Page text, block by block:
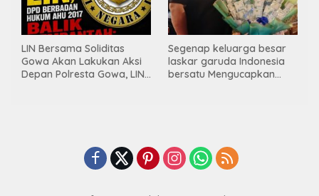
LIN Bersama Soliditas
Gowa Akan Lakukan Aksi
Depan Polresta Gowa, LIN
Segenap keluarga besar
laskar garuda Indonesia
bersatu Mengucapkan